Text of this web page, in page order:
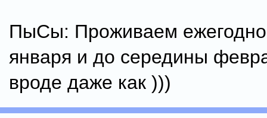
ПыСы: Проживаем
января и до середины
вроде даже как )))